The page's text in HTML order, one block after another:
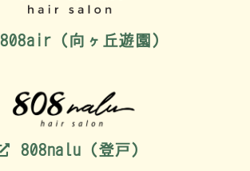
808air（向ヶ丘遊園）
808nalu（登戸）